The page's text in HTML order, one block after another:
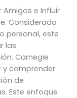
e Influir
Considerado
personal, este
las
Carnegie
y comprender
de
Este enfoque